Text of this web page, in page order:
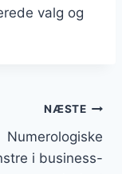
valg og
NÆSTE
Numerologiske
i business-